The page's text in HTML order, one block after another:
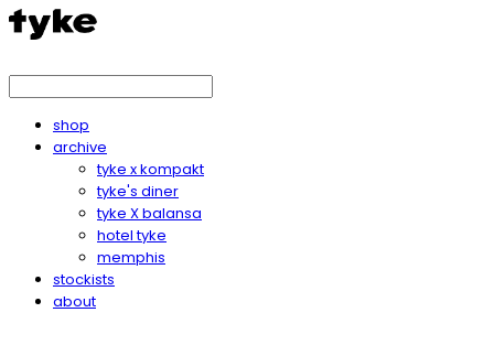
shop
archive
tyke x kompakt
tyke's diner
tyke X balansa
hotel tyke
memphis
stockists
about